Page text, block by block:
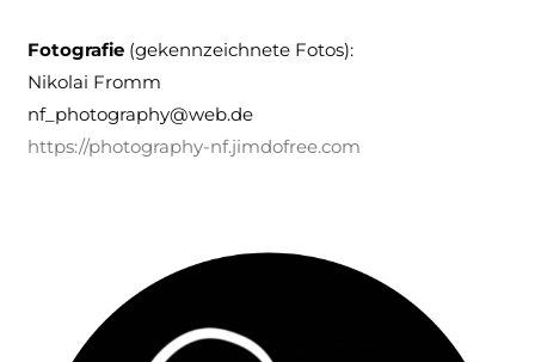
Fotografie (gekennzeichnete Fotos):
Nikolai Fromm
nf_photography@web.de
https://photography-nf.jimdofree.com